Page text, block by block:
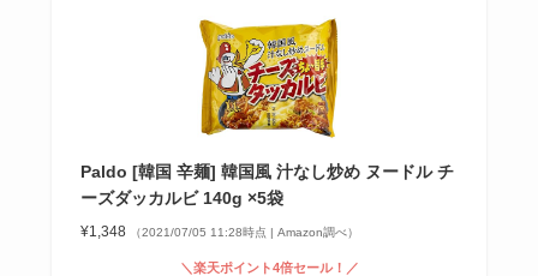
Paldo [韓国 辛麺] 韓国風 汁なし炒め ヌードル チ
ーズダッカルビ 140g ×5袋
¥1,348 （2021/07/05 11:28時点 | Amazon調べ）
＼楽天ポイント4倍セール！／